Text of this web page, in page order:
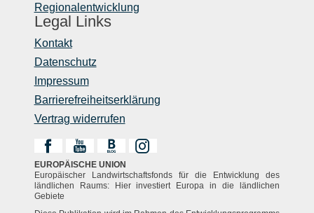
Regionalentwicklung
Legal Links
Kontakt
Datenschutz
Impressum
Barrierefreiheitserklärung
Vertrag widerrufen
EUROPÄISCHE UNION
Europäischer Landwirtschaftsfonds für die Entwicklung des
ländlichen Raums: Hier investiert Europa in die ländlichen
Gebiete